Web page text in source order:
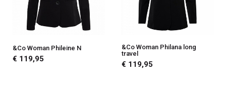
&Co Woman Phileine N
€ 119,95
&Co Woman Philana long
travel
€ 119,95